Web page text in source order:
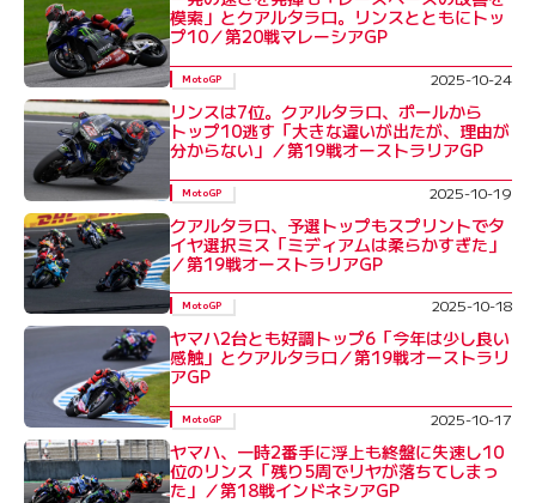
模索」とクアルタラロ。リンスとともにトッ
プ10／第20戦マレーシアGP
MotoGP 2025-10-24
リンスは7位。クアルタラロ、ポールから
トップ10逃す「大きな違いが出たが、理由が
分からない」／第19戦オーストラリアGP
MotoGP 2025-10-19
クアルタラロ、予選トップもスプリントでタ
イヤ選択ミス「ミディアムは柔らかすぎた」
／第19戦オーストラリアGP
MotoGP 2025-10-18
ヤマハ2台とも好調トップ6「今年は少し良い
感触」とクアルタラロ／第19戦オーストラリ
アGP
MotoGP 2025-10-17
ヤマハ、一時2番手に浮上も終盤に失速し10
位のリンス「残り5周でリヤが落ちてしまっ
た」／第18戦インドネシアGP